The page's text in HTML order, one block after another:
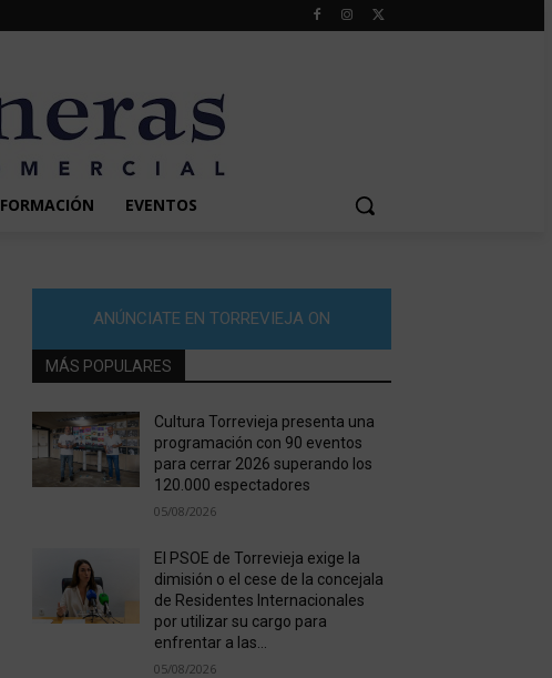
FORMACIÓN EVENTOS
ANÚNCIATE EN TORREVIEJA ON
MÁS POPULARES
Cultura Torrevieja presenta una
programación con 90 eventos
para cerrar 2026 superando los
120.000 espectadores
05/08/2026
El PSOE de Torrevieja exige la
dimisión o el cese de la concejala
de Residentes Internacionales
por utilizar su cargo para
enfrentar a las...
05/08/2026